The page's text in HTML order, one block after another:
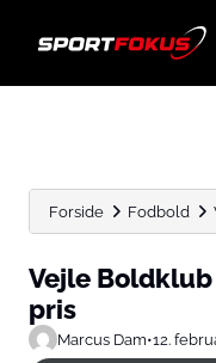
Forside Fodbold
Vejle
pris
Marcus Dam•12.